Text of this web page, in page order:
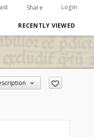
Share Login
RECENTLY VIEWED